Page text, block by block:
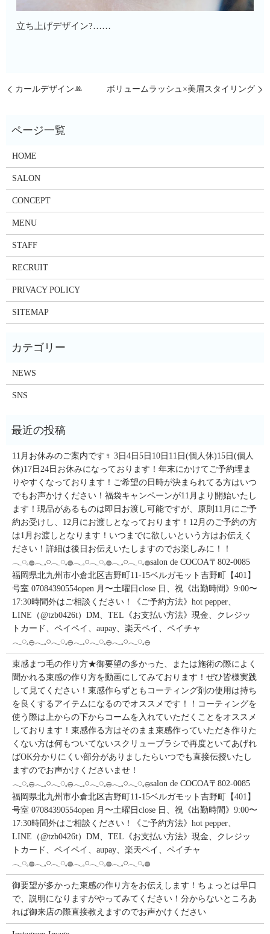
立ち上げデザイン?……
カールデザインꔛ ボリュームラッシュ×美眉スタイリング
HOME
SALON
CONCEPT
MENU
STAFF
RECRUIT
PRIVACY POLICY
SITEMAP
NEWS
SNS
11月お休みのご案内です‍♀️ 3日4日5日10日11日(個人休)15日(個人
休)17日24日お休みになっております！年末にかけてご予約埋ま
りやすくなっております！ご希望の日時が決まられてる方はいつ
でもお声かけください！福袋キャンペーンが11月より開始いたし
ます！現品があるものは即日お渡し可能ですが、原則11月にご予
約お受けし、12月にお渡しとなっております！12月のご予約の方
は1月お渡しとなります！いつまでに欲しいという方はお伝えく
ださい！詳細は後日お伝えいたしますのでお楽しみに！！
𓂃◌𓈒𓐍𓂃𓈒𓏸𓂃◌𓈒𓐍𓂃𓈒𓏸𓂃◌𓈒𓐍𓂃𓈒𓏸𓂃◌𓈒𓐍salon de COCOA〒802-0085
福岡県北九州市小倉北区吉野町11-15ベルガモット吉野町【401】
号室︎ 07084390554open 月〜土曜日close 日、祝《出勤時間》9:00〜
17:30時間外はご相談ください！《ご予約方法》hot pepper、
LINE（@tzb0426t）DM、TEL《お支払い方法》現金、クレジッ
トカード、ペイペイ、aupay、楽天ペイ、ペイチャ
𓂃◌𓈒𓐍𓂃𓈒𓏸𓂃◌𓈒𓐍𓂃𓈒𓏸𓂃◌𓈒𓐍𓂃𓈒𓏸𓂃◌𓈒𓐍
束感まつ毛の作り方★御要望の多かった、または施術の際によく
聞かれる束感の作り方を動画にしてみております！ぜひ皆様実践
して見てください！束感作らずともコーティング剤の使用は持ち
を良くするアイテムになるのでオススメです！！コーティングを
使う際は上からの下からコームを入れていただくことをオススメ
しております！束感作る方はそのまま束感作っていただき作りた
くない方は何もついてないスクリューブラシで再度といてあげれ
ばOK分かりにくい部分がありましたらいつでも直接伝授いたし
ますのでお声かけくださいませ！
𓂃◌𓈒𓐍𓂃𓈒𓏸𓂃◌𓈒𓐍𓂃𓈒𓏸𓂃◌𓈒𓐍𓂃𓈒𓏸𓂃◌𓈒𓐍salon de COCOA〒802-0085
福岡県北九州市小倉北区吉野町11-15ベルガモット吉野町【401】
号室︎ 07084390554open 月〜土曜日close 日、祝《出勤時間》9:00〜
17:30時間外はご相談ください！《ご予約方法》hot pepper、
LINE（@tzb0426t）DM、TEL《お支払い方法》現金、クレジッ
トカード、ペイペイ、aupay、楽天ペイ、ペイチャ
𓂃◌𓈒𓐍𓂃𓈒𓏸𓂃◌𓈒𓐍𓂃𓈒𓏸𓂃◌𓈒𓐍𓂃𓈒𓏸𓂃◌𓈒𓐍
御要望が多かった束感の作り方をお伝えします！ちょっとは早口
で、説明になりますがやってみてください！分からないところあ
れば御来店の際直接教えますのでお声かけください